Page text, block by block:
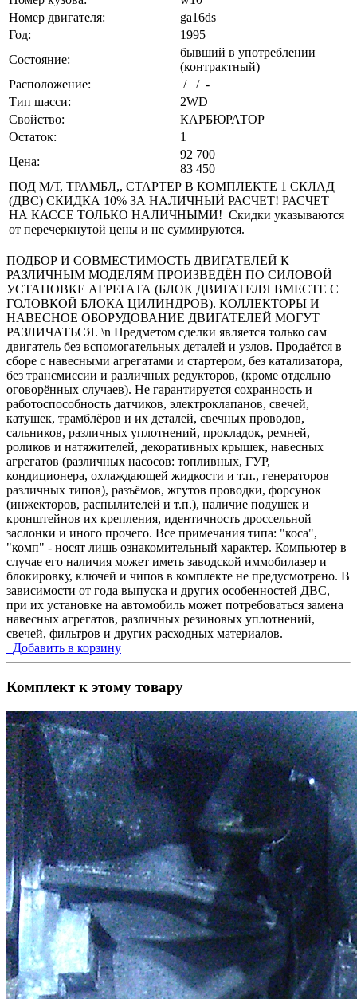
Номер двигателя:
ga16ds
Год:
1995
Состояние:
бывший в употреблении
(контрактный)
Расположение:
/ / -
Тип шасси:
2WD
Свойство:
КАРБЮРАТОР
Остаток:
1
Цена:
92 700
83 450
ПОД M/Т, ТРАМБЛ,, СТАРТЕР В КОМПЛЕКТЕ 1 СКЛАД
(ДВС) СКИДКА 10% ЗА НАЛИЧНЫЙ РАСЧЕТ! РАСЧЕТ
НА КАССЕ ТОЛЬКО НАЛИЧНЫМИ! Скидки указываются
от перечеркнутой цены и не суммируются.
ПОДБОР И СОВМЕСТИМОСТЬ ДВИГАТЕЛЕЙ К
РАЗЛИЧНЫМ МОДЕЛЯМ ПРОИЗВЕДЁН ПО СИЛОВОЙ
УСТАНОВКЕ АГРЕГАТА (БЛОК ДВИГАТЕЛЯ ВМЕСТЕ С
ГОЛОВКОЙ БЛОКА ЦИЛИНДРОВ). КОЛЛЕКТОРЫ И
НАВЕСНОЕ ОБОРУДОВАНИЕ ДВИГАТЕЛЕЙ МОГУТ
РАЗЛИЧАТЬСЯ. \n Предметом сделки является только сам
двигатель без вспомогательных деталей и узлов. Продаётся в
сборе с навесными агрегатами и стартером, без катализатора,
без трансмиссии и различных редукторов, (кроме отдельно
оговорённых случаев). Не гарантируется сохранность и
работоспособность датчиков, электроклапанов, свечей,
катушек, трамблёров и их деталей, свечных проводов,
сальников, различных уплотнений, прокладок, ремней,
роликов и натяжителей, декоративных крышек, навесных
агрегатов (различных насосов: топливных, ГУР,
кондиционера, охлаждающей жидкости и т.п., генераторов
различных типов), разъёмов, жгутов проводки, форсунок
(инжекторов, распылителей и т.п.), наличие подушек и
кронштейнов их крепления, идентичность дроссельной
заслонки и иного прочего. Все примечания типа: "коса",
"комп" - носят лишь ознакомительный характер. Компьютер в
случае его наличия может иметь заводской иммобилазер и
блокировку, ключей и чипов в комплекте не предусмотрено. В
зависимости от года выпуска и других особенностей ДВС,
при их установке на автомобиль может потребоваться замена
навесных агрегатов, различных резиновых уплотнений,
свечей, фильтров и других расходных материалов.
Добавить в корзину
Комплект к этому товару